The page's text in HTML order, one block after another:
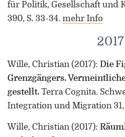
für Politik, Gesellschaft und
390, S. 33-34. mehr Info
2017
Wille, Christian (2017): Die
Grenzgängers.
gestellt. Terra Cognita.
Integration und Migration 31,
Wille, Christian (2017):